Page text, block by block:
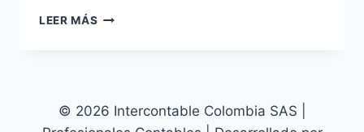
LEER MÁS ¿NECESITAS
CÓMO
© 2026 Intercontable Colombia SAS |